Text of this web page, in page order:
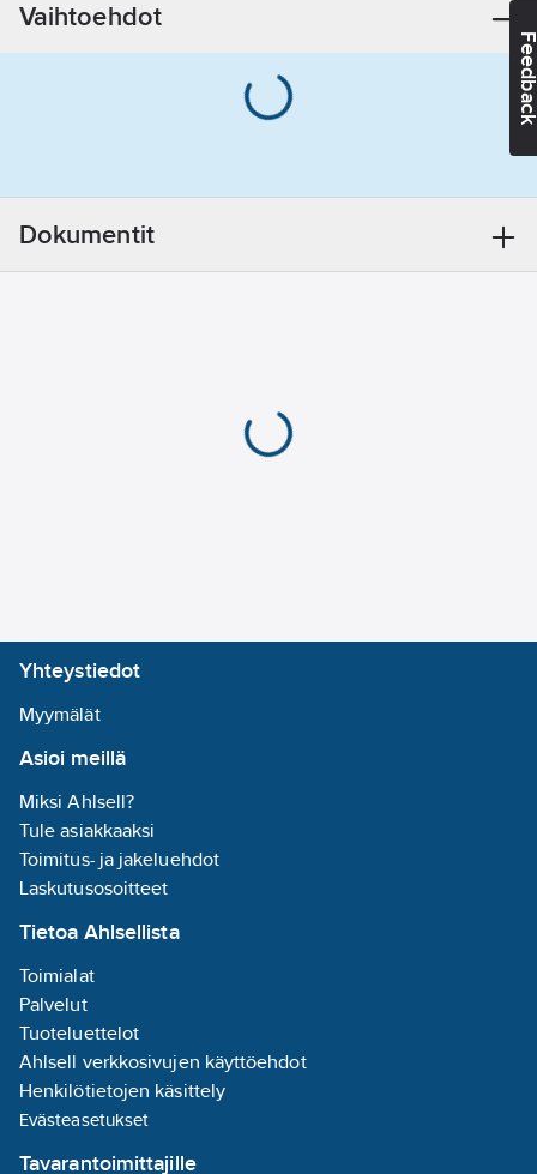
g/m².Pesuohjeet:
Tuotenumero 727168
1000437001006
Materiaaliluokka K0914A
Vaihtoehdot
Dokumentit
Yhteystiedot
Myymälät
Asioi meillä
Miksi Ahlsell?
Tule asiakkaaksi
Toimitus- ja jakeluehdot
Laskutusosoitteet
Tietoa Ahlsellista
Toimialat
Palvelut
Tuoteluettelot
Ahlsell verkkosivujen käyttöehdot
Henkilötietojen käsittely
Evästeasetukset
Tavarantoimittajille